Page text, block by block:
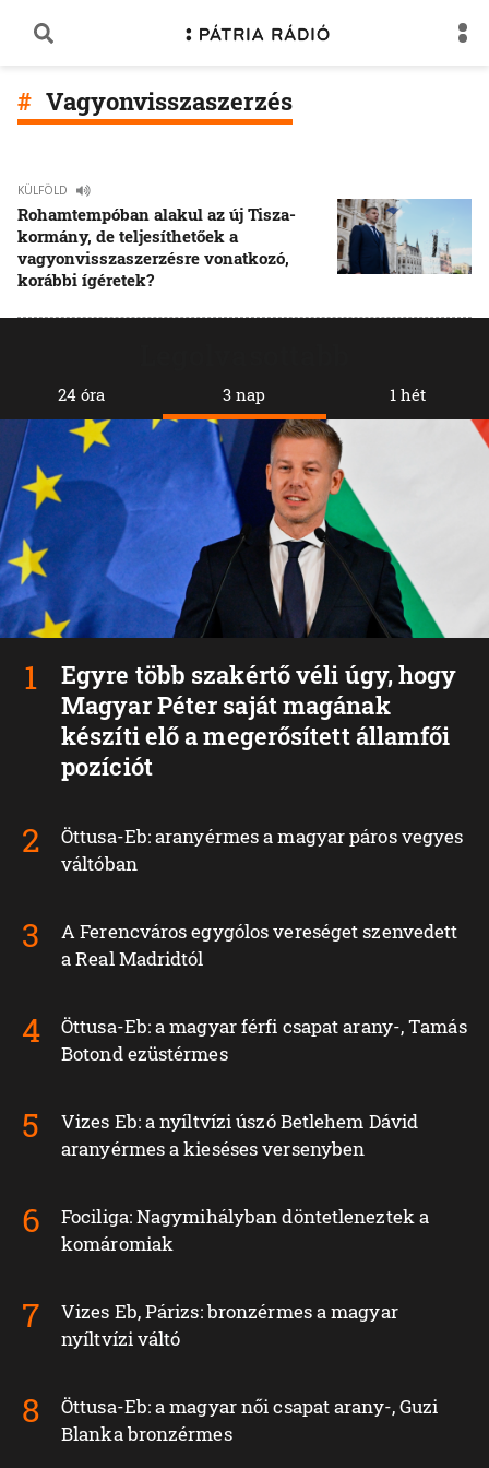
Vagyonvisszaszerzés
KÜLFÖLD
Rohamtempóban alakul az új Tisza-
kormány, de teljesíthetőek a
vagyonvisszaszerzésre vonatkozó,
korábbi ígéretek?
24 óra 3 nap
Egyre több szakértő véli úgy, hogy
Magyar Péter saját magának
készíti elő a megerősített államfői
pozíciót
Öttusa-Eb: aranyérmes a magyar páros vegyes
váltóban
A Ferencváros egygólos vereséget szenvedett
a Real Madridtól
Öttusa-Eb: a magyar férfi csapat arany-, Tamás
Botond ezüstérmes
Vizes Eb: a nyíltvízi úszó Betlehem Dávid
aranyérmes a kieséses versenyben
Fociliga: Nagymihályban döntetleneztek a
komáromiak
Vizes Eb, Párizs: bronzérmes a magyar
nyíltvízi váltó
Öttusa-Eb: a magyar női csapat arany-, Guzi
Blanka bronzérmes
1 hét